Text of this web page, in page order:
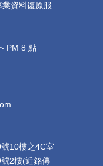
資料復原服
PM 8 點
號10樓之4C室
2樓(近銘傳